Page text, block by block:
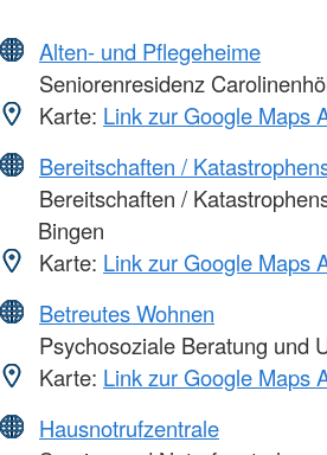
Alten- und Pflegeheime
Seniorenresidenz
Karte: Link zur Google Maps
Bereitschaften /
Bereitschaften /
Bingen
Karte: Link zur Google Maps
Betreutes Wohnen
Psychosoziale Beratung und
Karte: Link zur Google Maps
Hausnotrufzentrale